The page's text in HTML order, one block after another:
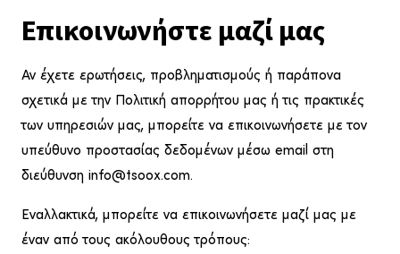
Επικοινωνήστε μαζί μας
Αν έχετε ερωτήσεις, προβληματισμούς ή παράπονα
σχετικά με την Πολιτική απορρήτου μας ή τις πρακτικές
των υπηρεσιών μας, μπορείτε να επικοινωνήσετε με τον
υπεύθυνο προστασίας δεδομένων μέσω email στη
διεύθυνση info@tsoox.com.
Εναλλακτικά, μπορείτε να επικοινωνήσετε μαζί μας με
έναν από τους ακόλουθους τρόπους: